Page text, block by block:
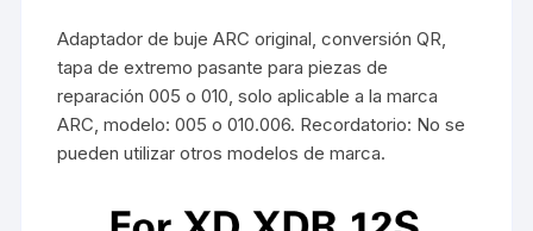
Adaptador de buje ARC original, conversión QR,
tapa de extremo pasante para piezas de
reparación 005 o 010, solo aplicable a la marca
ARC, modelo: 005 o 010.006. Recordatorio: No se
pueden utilizar otros modelos de marca.